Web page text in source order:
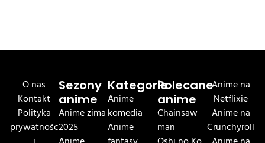
O nas
Kontakt
Polityka
prywatnośc
Sezony
anime
Anime zima
2025
Kategorie
Anime
komedia
Anime
Polecane
anime
Chainsaw
man
Anime na
Netflixie
Anime na
Crunchyroll